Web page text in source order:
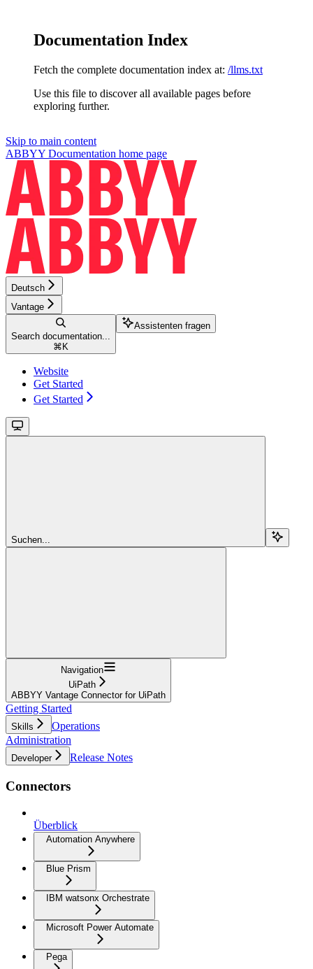
Documentation Index
Fetch the complete documentation index at: /llms.txt
Use this file to discover all available pages before
exploring further.
Skip to main content
ABBYY Documentation home page
Deutsch
Vantage
Search documentation...
⌘ K
Assistenten fragen
Website
Get Started
Get Started
Suchen...
Navigation
UiPath
ABBYY Vantage Connector for UiPath
Getting Started
Skills
Operations
Administration
Developer Release Notes
Connectors
Überblick
Automation Anywhere
Blue Prism
IBM watsonx Orchestrate
Microsoft Power Automate
Pega